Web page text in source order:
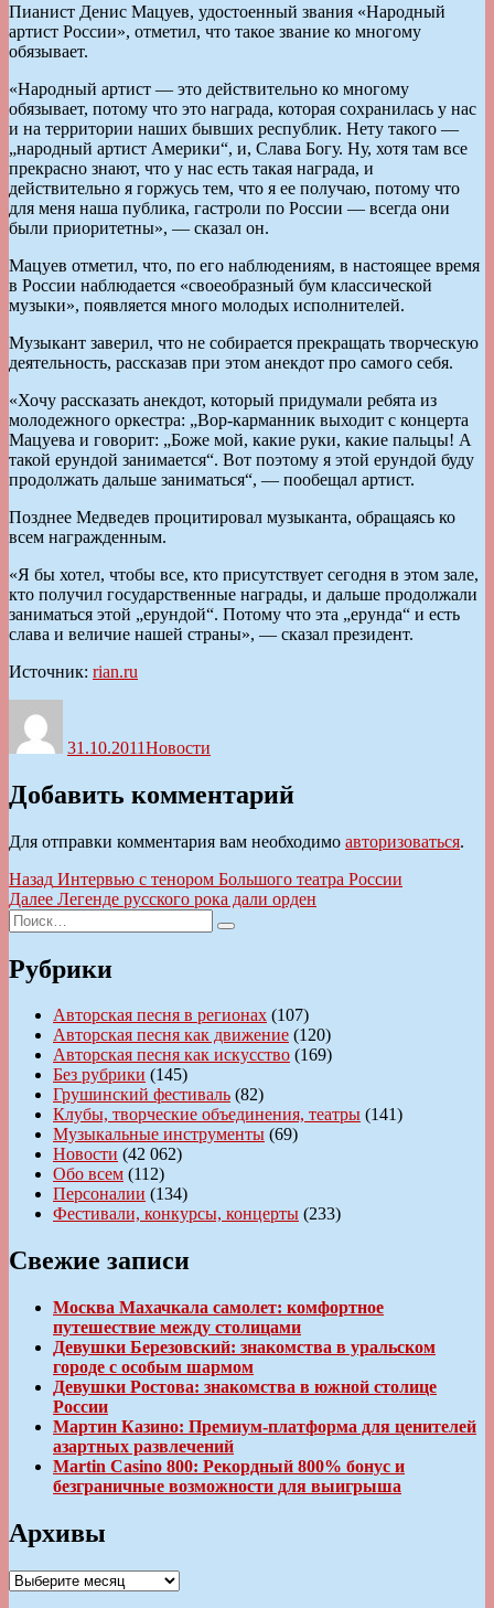
Пианист Денис Мацуев, удостоенный звания «Народный
артист России», отметил, что такое звание ко многому
обязывает.
«Народный артист — это действительно ко многому
обязывает, потому что это награда, которая сохранилась у нас
и на территории наших бывших республик. Нету такого —
„народный артист Америки“, и, Слава Богу. Ну, хотя там все
прекрасно знают, что у нас есть такая награда, и
действительно я горжусь тем, что я ее получаю, потому что
для меня наша публика, гастроли по России — всегда они
были приоритетны», — сказал он.
Мацуев отметил, что, по его наблюдениям, в настоящее время
в России наблюдается «своеобразный бум классической
музыки», появляется много молодых исполнителей.
Музыкант заверил, что не собирается прекращать творческую
деятельность, рассказав при этом анекдот про самого себя.
«Хочу рассказать анекдот, который придумали ребята из
молодежного оркестра: „Вор-карманник выходит с концерта
Мацуева и говорит: „Боже мой, какие руки, какие пальцы! А
такой ерундой занимается“. Вот поэтому я этой ерундой буду
продолжать дальше заниматься“, — пообещал артист.
Позднее Медведев процитировал музыканта, обращаясь ко
всем награжденным.
«Я бы хотел, чтобы все, кто присутствует сегодня в этом зале,
кто получил государственные награды, и дальше продолжали
заниматься этой „ерундой“. Потому что эта „ерунда“ и есть
слава и величие нашей страны», — сказал президент.
Источник: rian.ru
31.10.2011Новости
Добавить комментарий
Для отправки комментария вам необходимо авторизоваться.
Навигация
по
записям
Назад Предыдущая
запись:
Интервью с тенором Большого театра России
Далее Следующая
Легенде русского рока дали орден
Искать:
Поиск
Рубрики
Авторская песня в регионах (107)
Авторская песня как движение (120)
Авторская песня как искусство (169)
Без рубрики (145)
Грушинский фестиваль (82)
Клубы, творческие объединения, театры (141)
Музыкальные инструменты (69)
Новости (42 062)
Обо всем (112)
Персоналии (134)
Фестивали, конкурсы, концерты (233)
Свежие записи
Москва Махачкала самолет: комфортное
путешествие между столицами
Девушки Березовский: знакомства в уральском
городе с особым шармом
Девушки Ростова: знакомства в южной столице
России
Мартин Казино: Премиум-платформа для ценителей
азартных развлечений
Martin Casino 800: Рекордный 800% бонус и
безграничные возможности для выигрыша
Архивы
Архивы